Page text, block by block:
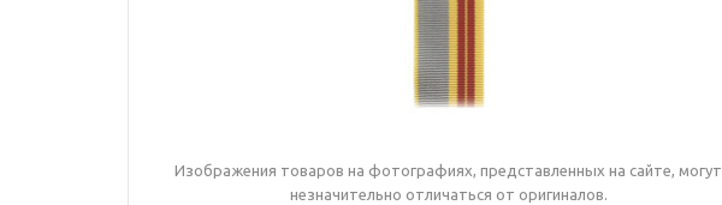
Изображения товаров на фотографиях, представленных на сайте, могут
незначительно отличаться от оригиналов.